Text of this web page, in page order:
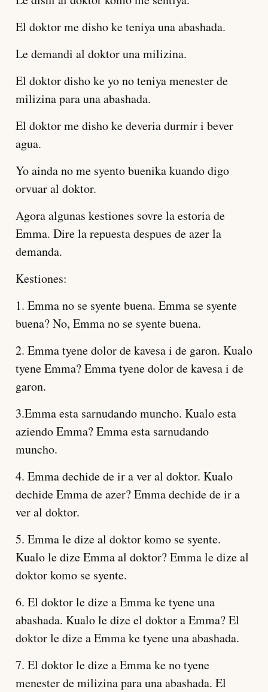
El doktor me disho ke teniya una abashada.
Le demandi al doktor una milizina.
El doktor disho ke yo no teniya menester de
milizina para una abashada.
El doktor me disho ke deveria durmir i bever
agua.
Yo ainda no me syento buenika kuando digo
orvuar al doktor.
Agora algunas kestiones sovre la estoria de
Emma. Dire la repuesta despues de azer la
demanda.
Kestiones:
1. Emma no se syente buena. Emma se syente
buena? No, Emma no se syente buena.
2. Emma tyene dolor de kavesa i de garon. Kualo
tyene Emma? Emma tyene dolor de kavesa i de
garon.
3.Emma esta sarnudando muncho. Kualo esta
aziendo Emma? Emma esta sarnudando
muncho.
4. Emma dechide de ir a ver al doktor. Kualo
dechide Emma de azer? Emma dechide de ir a
ver al doktor.
5. Emma le dize al doktor komo se syente.
Kualo le dize Emma al doktor? Emma le dize al
doktor komo se syente.
6. El doktor le dize a Emma ke tyene una
abashada. Kualo le dize el doktor a Emma? El
doktor le dize a Emma ke tyene una abashada.
7. El doktor le dize a Emma ke no tyene
menester de milizina para una abashada. El